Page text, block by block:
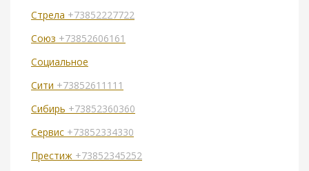
Стрела +73852227722
Союз +73852606161
Социальное
Сити +73852611111
Сибирь +73852360360
Сервис +73852334330
Престиж +73852345252